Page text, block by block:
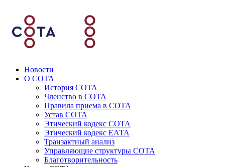
Новости
О СОТА
История СОТА
Членство в СОТА
Правила приема в СОТА
Устав СОТА
Этический кодекс СОТА
Этический кодекс ЕАТА
Транзактный анализ
Управляющие структуры СОТА
Благотворительность